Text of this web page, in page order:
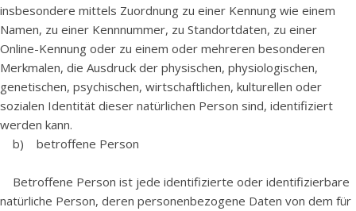
insbesondere mittels Zuordnung zu einer Kennung wie einem
Namen, zu einer Kennnummer, zu Standortdaten, zu einer
Online-Kennung oder zu einem oder mehreren besonderen
Merkmalen, die Ausdruck der physischen, physiologischen,
genetischen, psychischen, wirtschaftlichen, kulturellen oder
sozialen Identität dieser natürlichen Person sind, identifiziert
werden kann.
b) betroffene Person
Betroffene Person ist jede identifizierte oder identifizierbare
natürliche Person, deren personenbezogene Daten von dem für